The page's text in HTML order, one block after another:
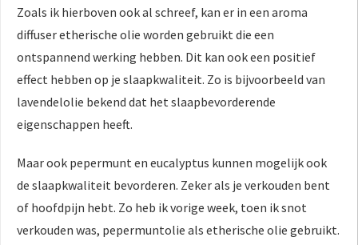
Zoals ik hierboven ook al schreef, kan er in een aroma
diffuser etherische olie worden gebruikt die een
ontspannend werking hebben. Dit kan ook een positief
effect hebben op je slaapkwaliteit. Zo is bijvoorbeeld van
lavendelolie bekend dat het slaapbevorderende
eigenschappen heeft.
Maar ook pepermunt en eucalyptus kunnen mogelijk ook
de slaapkwaliteit bevorderen. Zeker als je verkouden bent
of hoofdpijn hebt. Zo heb ik vorige week, toen ik snot
verkouden was, pepermuntolie als etherische olie gebruikt.